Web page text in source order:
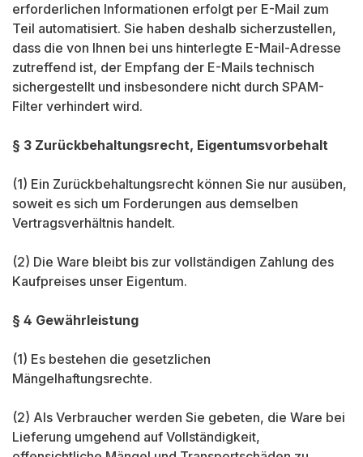
erforderlichen Informationen erfolgt per E-Mail zum
Teil automatisiert. Sie haben deshalb sicherzustellen,
dass die von Ihnen bei uns hinterlegte E-Mail-Adresse
zutreffend ist, der Empfang der E-Mails technisch
sichergestellt und insbesondere nicht durch SPAM-
Filter verhindert wird.
§ 3 Zurückbehaltungsrecht, Eigentumsvorbehalt
(1) Ein Zurückbehaltungsrecht können Sie nur ausüben,
soweit es sich um Forderungen aus demselben
Vertragsverhältnis handelt.
(2) Die Ware bleibt bis zur vollständigen Zahlung des
Kaufpreises unser Eigentum.
§ 4 Gewährleistung
(1) Es bestehen die gesetzlichen
Mängelhaftungsrechte.
(2) Als Verbraucher werden Sie gebeten, die Ware bei
Lieferung umgehend auf Vollständigkeit,